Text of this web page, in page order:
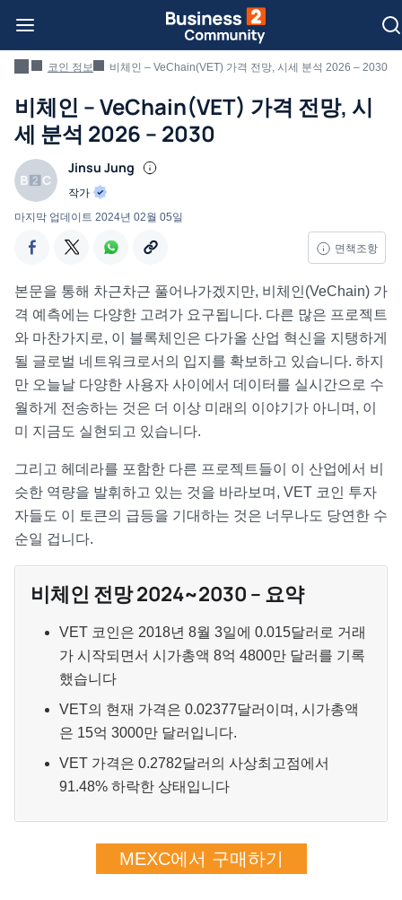
코인 정보 비체인 – VeChain(VET) 가격 전망, 시세 분석 2026 – 2030
비체인 – VeChain(VET) 가격 전망, 시
세 분석 2026 – 2030
Jinsu Jung
작가
면책조항
마지막 업데이트 2024년 02월 05일
본문을 통해 차근차근 풀어나가겠지만, 비체인(VeChain) 가
격 예측에는 다양한 고려가 요구됩니다. 다른 많은 프로젝트
와 마찬가지로, 이 블록체인은 다가올 산업 혁신을 지탱하게
될 글로벌 네트워크로서의 입지를 확보하고 있습니다. 하지
만 오늘날 다양한 사용자 사이에서 데이터를 실시간으로 수
월하게 전송하는 것은 더 이상 미래의 이야기가 아니며, 이
미 지금도 실현되고 있습니다.
그리고 헤데라를 포함한 다른 프로젝트들이 이 산업에서 비
슷한 역량을 발휘하고 있는 것을 바라보며, VET 코인 투자
자들도 이 토큰의 급등을 기대하는 것은 너무나도 당연한 수
순일 겁니다.
비체인 전망 2024~2030 – 요약
VET 코인은 2018년 8월 3일에 0.015달러로 거래
가 시작되면서 시가총액 8억 4800만 달러를 기록
했습니다
VET의 현재 가격은 0.02377달러이며, 시가총액
은 15억 3000만 달러입니다.
VET 가격은 0.2782달러의 사상최고점에서
91.48% 하락한 상태입니다
MEXC에서 구매하기